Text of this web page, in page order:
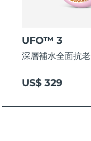
UFO™ 3
深層補水全面抗老
US$ 329